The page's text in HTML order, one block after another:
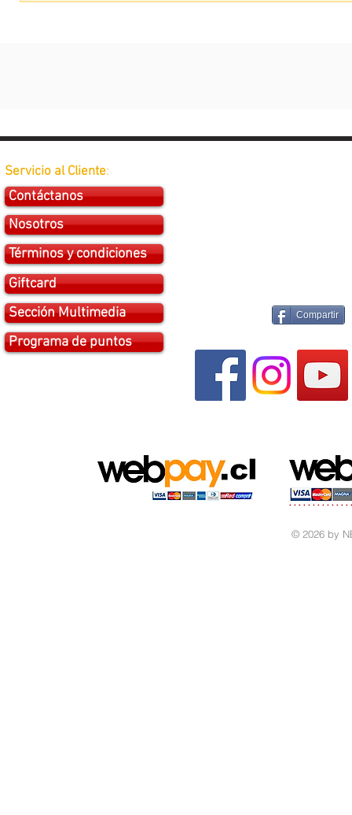
Servicio al Cliente:
Contáctanos
Nosotros
Términos y condiciones
Giftcard
Sección Multimedia
Programa de puntos
Compartir
© 2026 by